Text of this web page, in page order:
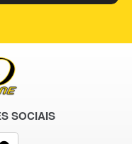
SOCIAIS